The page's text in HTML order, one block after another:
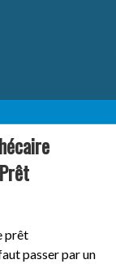
prêt
passer par un